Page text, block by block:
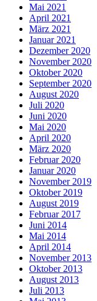
Mai 2021
April 2021
März 2021
Januar 2021
Dezember 2020
November 2020
Oktober 2020
September 2020
August 2020
Juli 2020
Juni 2020
Mai 2020
April 2020
März 2020
Februar 2020
Januar 2020
November 2019
Oktober 2019
August 2019
Februar 2017
Juni 2014
Mai 2014
April 2014
November 2013
Oktober 2013
August 2013
Juli 2013